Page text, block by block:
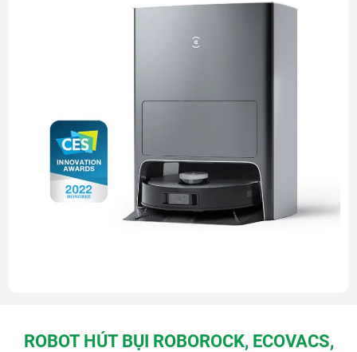
ROBOT HÚT BỤI ROBOROCK, ECOVACS,